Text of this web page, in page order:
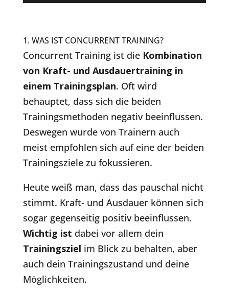
1. WAS IST CONCURRENT TRAINING?
Concurrent Training ist die Kombination
von Kraft- und Ausdauertraining in
einem Trainingsplan. Oft wird
behauptet, dass sich die beiden
Trainingsmethoden negativ beeinflussen.
Deswegen wurde von Trainern auch
meist empfohlen sich auf eine der beiden
Trainingsziele zu fokussieren.
Heute weiß man, dass das pauschal nicht
stimmt. Kraft- und Ausdauer können sich
sogar gegenseitig positiv beeinflussen.
Wichtig ist dabei vor allem dein
Trainingsziel im Blick zu behalten, aber
auch dein Trainingszustand und deine
Möglichkeiten.